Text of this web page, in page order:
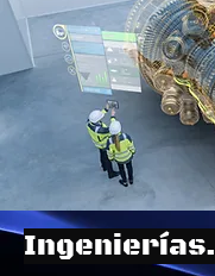
Ingenierías.